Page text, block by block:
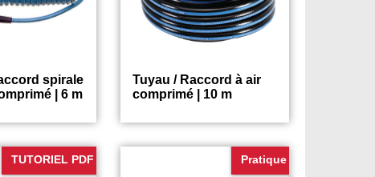
spirale
| 6 m
€ 26.75
Tuyau / Raccord à air
comprimé | 10 m
€ 25.75
TUTORIEL PDF Pratique